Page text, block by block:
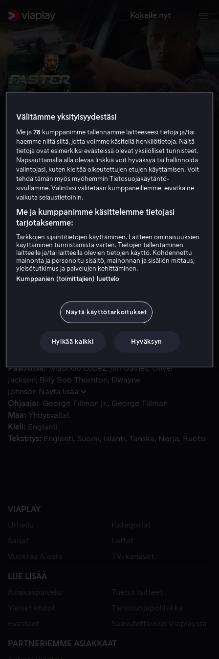
Kokeile nyt
Faster
6.4 Rikoselokuvat Toiminta 2010
1 h 33 min
HD
Vuokraa 3,99 €
Osta 10,99 €
Driver janoaa veljensä kostoa mutta suunnitelma
Driver janoaa veljensä kostoa mutta suunnitelma
osoittautuu kuitenkin kuviteltua mutkikkaammaksi, sillä
tasavertaisen vastustajan saava palkkamurhaaja.
Pääosissa Mauricio Lopez Jim Gaines Oliver
Jackson
Billy Bob Thornton
Dwayne
Johnson Näytä lisää
Ohjaaja
George Tillman Jr.
George Tillman
Maa
Yhdysvallat
Kieli
Englanti
Tekstitys
Englanti Suomi Islanti Tanska Norja Ruotsi
VIAPLAY
Urheilu
Kategoriat
Sarjat
Leffat
Vuokraa & osta
TV-kanavat
LUE LISÄÄ
Asiakaspalvelu
Tuetut laitteet
Yleiset ehdot
Tietosuojapolitiikka
Evästeet
Saavutettavuus Viaplayssa
PARTNERIEMME ASIAKKAAT
Välitämme yksityisyydestäsi
Me ja78 kumppanimme tallennamme laitteeseesi tietoja ja/tai
haemme niitä siitä, jotta voimme käsitellä henkilötietoja. Näitä
tietoja ovat esimerkiksi evästeissä olevat yksilölliset tunnisteet.
Napsauttamalla alla olevaa linkkiä voit hyväksyä tai hallinnoida
valintojasi, kuten kieltää oikeutettujen etujen käyttämisen. Voit
tehdä tämän myös myöhemmin Tietosuojakäytäntö-
sivullamme. Valintasi välitetään kumppaneillemme, eivätkä ne
vaikuta selaustietoihin.
Me ja kumppanimme käsittelemme tietojasi
tarjotaksemme:
Tarkkojen sijaintitietojen käyttäminen. Laitteen ominaisuuksien
käyttäminen tunnistamista varten. Tietojen tallentaminen
laitteelle ja/tai laitteella olevien tietojen käyttö. Kohdennettu
mainonta ja personoitu sisältö, mainonnan ja sisällön mittaus,
yleisötutkimus ja palvelujen kehittäminen.
Kumppanien (toimittajien) luettelo
Näytä käyttötarkoitukset
Hylkää kaikki Hyväksyn